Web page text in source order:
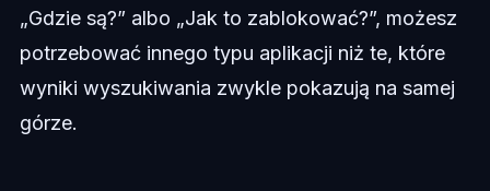
„Gdzie są?” albo „Jak to zablokować?”, możesz
potrzebować innego typu aplikacji niż te, które
wyniki wyszukiwania zwykle pokazują na samej
górze.